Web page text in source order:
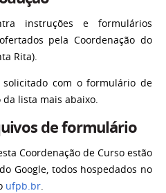
instruções e formulários
pela Coordenação do
Rita).
com o formulário de
lista mais abaixo.
de formulário
Coordenação de Curso estão
Google, todos hospedados no
ufpb.br.